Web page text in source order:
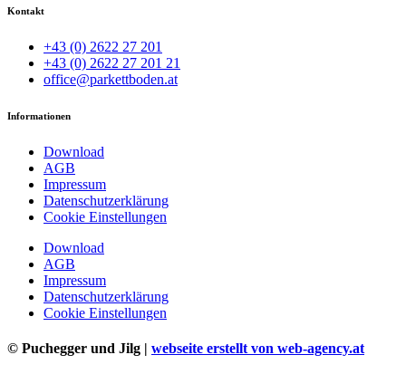
Kontakt
+43 (0) 2622 27 201
+43 (0) 2622 27 201 21
office@parkettboden.at
Informationen
Download
AGB
Impressum
Datenschutzerklärung
Cookie Einstellungen
Download
AGB
Impressum
Datenschutzerklärung
Cookie Einstellungen
© Puchegger und Jilg | webseite erstellt von web-agency.at